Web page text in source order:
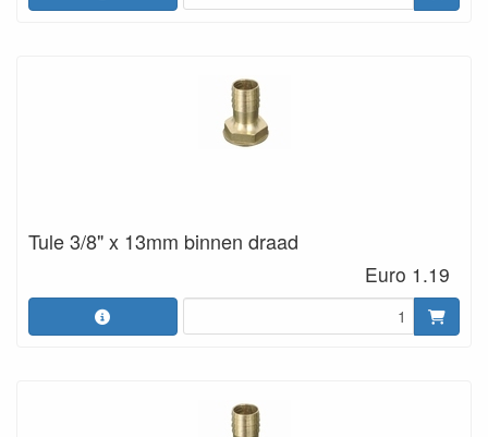
Tule 3/8" x 13mm binnen draad
Euro 1.19